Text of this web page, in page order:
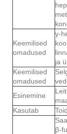
Keemilised
omadused
γ-
ja
Keemilised
omadused
Esinemine
Kasutab
β-